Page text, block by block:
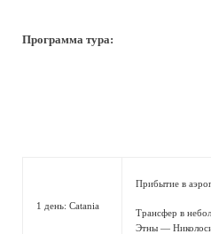
Программа тура:
1 день: Catania
Прибытие в
Трансфер в
Этны —